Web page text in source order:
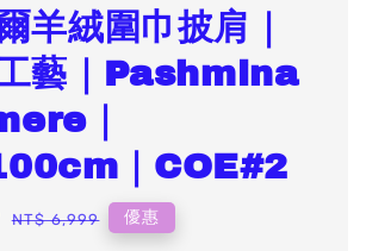
羊絨圍巾披肩｜
藝｜Pashmina
｜
｜COE#2
Regular
NT$ 6,999 優惠